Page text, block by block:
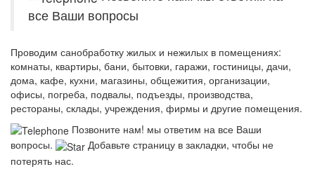
все Ваши вопросы
Проводим санобработку жилых и нежилых в помещениях:
комнаты, квартиры, бани, бытовки, гаражи, гостиницы, дачи,
дома, кафе, кухни, магазины, общежития, организации,
офисы, погреба, подвалы, подъезды, производства,
рестораны, склады, учреждения, фирмы и другие помещения.
Позвоните нам! мы ответим на все Ваши
вопросы.
Добавьте страницу в закладки, чтобы не
потерять нас.